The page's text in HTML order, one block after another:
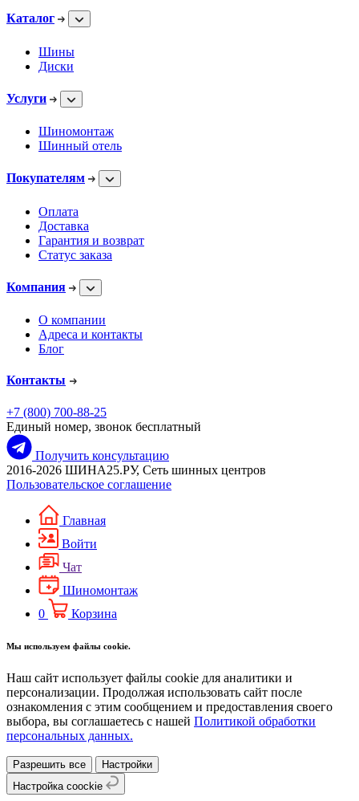
Каталог
Шины
Диски
Услуги
Шиномонтаж
Шинный отель
Покупателям
Оплата
Доставка
Гарантия и возврат
Статус заказа
Компания
О компании
Адреса и контакты
Блог
Контакты
+7 (800) 700-88-25
Единый номер, звонок бесплатный
Получить консультацию
2016-2026 ШИНА25.РУ, Сеть шинных центров
Пользовательское соглашение
Главная
Войти
Чат
Шиномонтаж
0
Корзина
Мы используем файлы cookie.
Наш сайт использует файлы cookie для аналитики и
персонализации. Продолжая использовать сайт после
ознакомления с этим сообщением и предоставления своего
выбора, вы соглашаетесь с нашей Политикой обработки
персональных данных.
Разрешить все
Настройки
Настройка coockie